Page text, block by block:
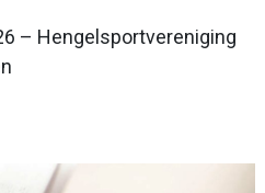
– Hengelsportvereniging